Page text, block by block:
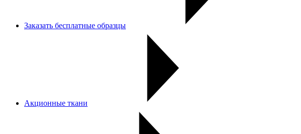
Заказать бесплатные образцы
Акционные ткани